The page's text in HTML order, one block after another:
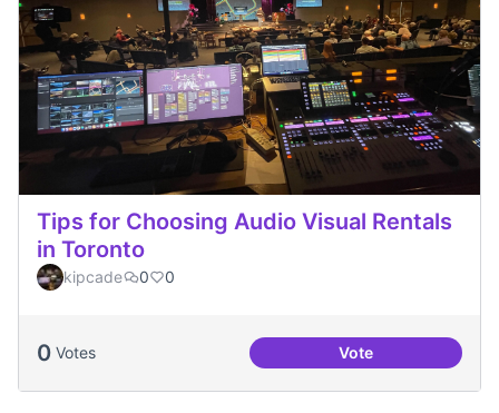
Tips for Choosing Audio Visual Rentals
in Toronto
kipcade 0 0
0 Votes VoteTips for Choosing